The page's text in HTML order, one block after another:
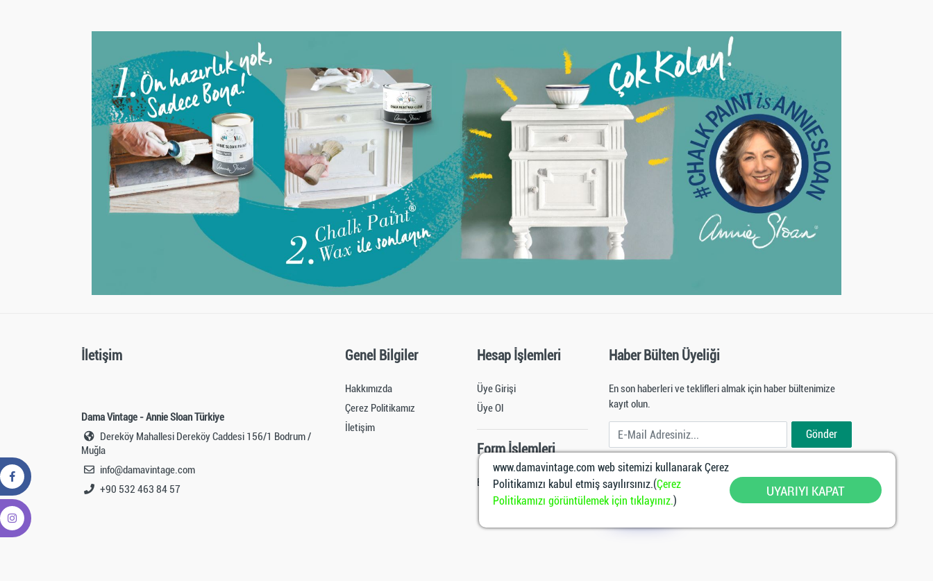
İletişim
Dama Vintage - Annie Sloan Türkiye
Dereköy Mahallesi Dereköy Caddesi 156/1 Bodrum /
Muğla
info@damavintage.com
+90 532 463 84 57
Genel Bilgiler
Hakkımızda
Çerez Politikamız
İletişim
Hesap İşlemleri
Üye Girişi
Üye Ol
Form İşlemleri
Bayi Başvuru Formu
Haber Bülten Üyeliği
En son haberleri ve teklifleri almak için haber bültenimize
kayıt olun.
E-Mail Adresiniz Gönder
Sosyal ağlarda bizi takip edin
www.damavintage.com web sitemizi kullanarak Çerez
Politikamızı kabul etmiş sayılırsınız.(Çerez
Politikamızı görüntülemek için tıklayınız.)
UYARIYI KAPAT